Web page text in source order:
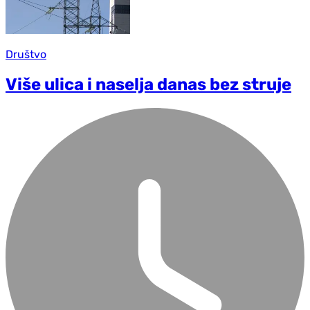
Društvo
Više ulica i naselja danas bez struje